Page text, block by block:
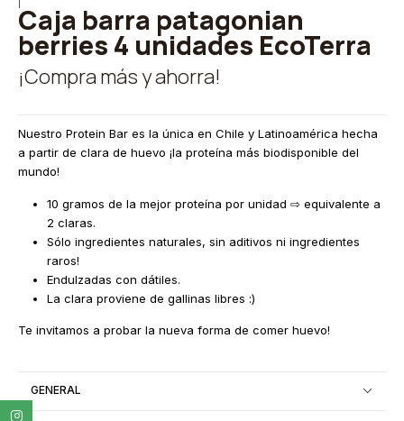
Caja barra patagonian
berries 4 unidades EcoTerra
¡Compra más y ahorra!
Nuestro Protein Bar es la única en Chile y Latinoamérica hecha
a partir de clara de huevo ¡la proteína más biodisponible del
mundo!
10 gramos de la mejor proteína por unidad ⇨ equivalente a
2 claras.
Sólo ingredientes naturales, sin aditivos ni ingredientes
raros!
Endulzadas con dátiles.
La clara proviene de gallinas libres :)
Te invitamos a probar la nueva forma de comer huevo!
GENERAL